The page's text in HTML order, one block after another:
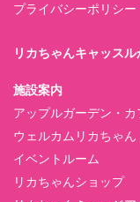
プライバシーポリシー
リカちゃんキャッス
施設案内
アップルガーデン・カ
ウェルカムリカちゃん
イベントルーム
リカちゃんショップ